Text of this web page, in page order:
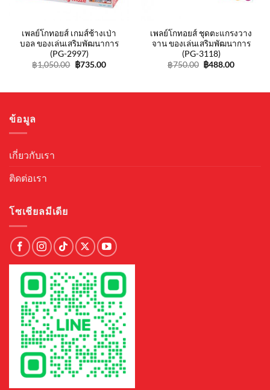
เพลย์โกทอยส์ เกมส์ช้างเป่า
บอล ของเล่นเสริมพัฒนาการ
(PG-2997)
฿1,050.00 Original
price
฿735.00Current
เพลย์โกทอยส์ ชุดตะแกรงวาง
จาน ของเล่นเสริมพัฒนาการ
(PG-3118)
฿750.00 Original
price
฿488.00Current
ข้อมูล
เกี่ยวกับเรา
ติดต่อเรา
โซเชียลมีเดีย